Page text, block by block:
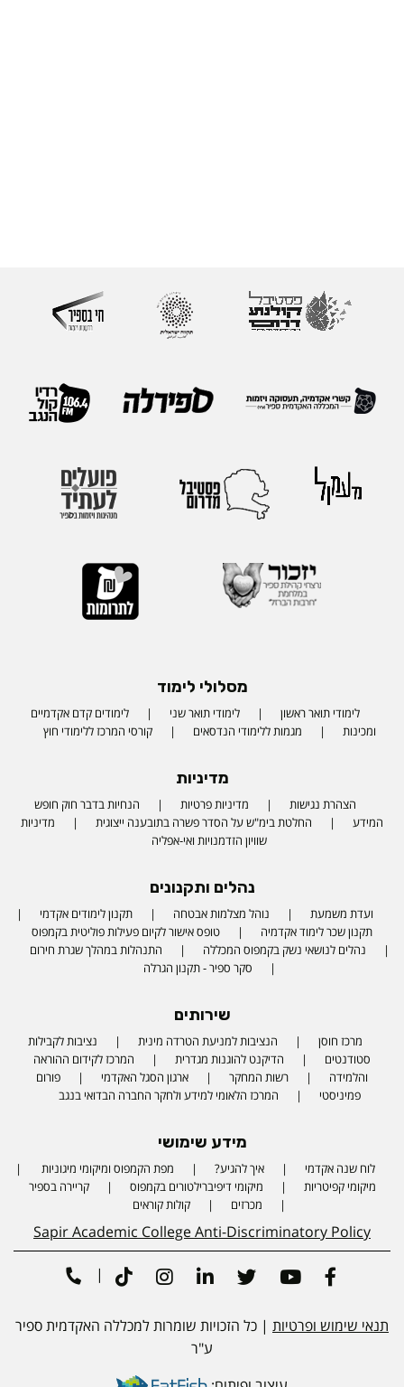
מסלולי לימוד
לימודי תואר ראשון לימודי תואר שני
לימודים קדם אקדמיים
ומכינות
מגמות ללימודי הנדסאים קורסי המרכז ללימודי חוץ
מדיניות
הצהרת נגישות מדיניות פרטיות
הנחיות בדבר חוק חופש
המידע
החלטת בימ"ש על הסדר פשרה בתובענה ייצוגית
מדיניות
שוויון הזדמנויות ואי-אפליה
נהלים ותקנונים
ועדת משמעת נוהל מצלמות אבטחה
תקנון לימודים אקדמי
תקנון שכר לימוד אקדמיה
טופס אישור לקיום פעילות פוליטית בקמפוס
נהלים לנושאי נשק בקמפוס המכללה
התנהלות במהלך שגרת חירום
סקר ספיר - תקנון הגרלה
שירותים
מרכז חוסן הנציבות למניעת הטרדה מינית
נציבות לקבילות
סטודנטים
הדיקנט להוגנות מגדרית
המרכז לקידום ההוראה
והלמידה
רשות המחקר ארגון הסגל האקדמי
פורום
פמיניסטי
המרכז הלאומי למידע ולחקר החברה הבדואי בנגב
מידע שימושי
לוח שנה אקדמי איך להגיע?
מפת הקמפוס ומיקומי מיגוניות
מיקומי קפיטריות
מיקומי דיפיברילטורים בקמפוס
קריירה בספיר
מכרזים
קולות קוראים
Sapir Academic College Anti-Discriminatory Policy
תנאי שימוש ופרטיות | כל הזכויות שומרות למכללה האקדמית ספיר
ע"ר
Facebook
Youtube
Twitter
Linkedin
Instagram
Tiktok
|
Phone number